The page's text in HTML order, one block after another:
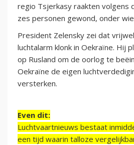
regio Tsjerkasy raakten volgens
zes personen gewond, onder
President Zelensky zei dat
luchtalarm klonk in Oekraïne. Hij
op Rusland om de oorlog te
Oekraïne de eigen
versterken.
Even dit:
Luchtvaartnieuws bestaat
een tijd waarin talloze